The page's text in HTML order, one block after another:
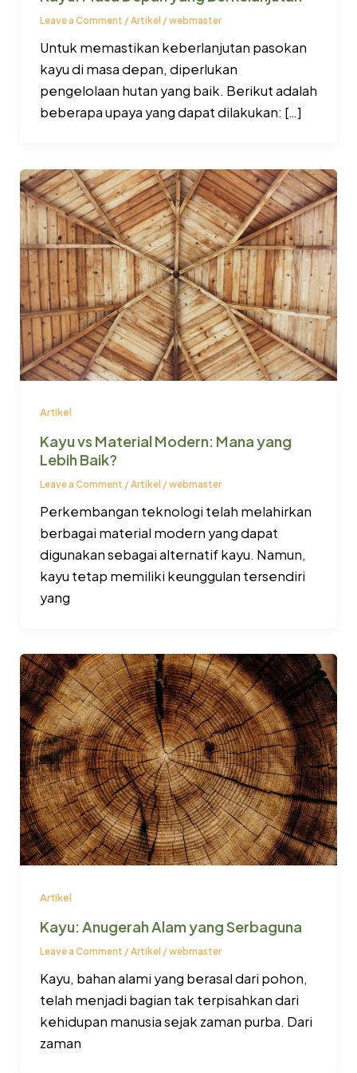
Leave a Comment /Artikel /webmaster
Untuk memastikan keberlanjutan pasokan
kayu di masa depan, diperlukan
pengelolaan hutan yang baik. Berikut adalah
beberapa upaya yang dapat dilakukan: […]
Artikel
Kayu vs Material Modern: Mana yang
Lebih Baik?
Leave a Comment /Artikel /webmaster
Perkembangan teknologi telah melahirkan
berbagai material modern yang dapat
digunakan sebagai alternatif kayu. Namun,
kayu tetap memiliki keunggulan tersendiri
yang
Artikel
Kayu: Anugerah Alam yang Serbaguna
Leave a Comment /Artikel /webmaster
Kayu, bahan alami yang berasal dari pohon,
telah menjadi bagian tak terpisahkan dari
kehidupan manusia sejak zaman purba. Dari
zaman